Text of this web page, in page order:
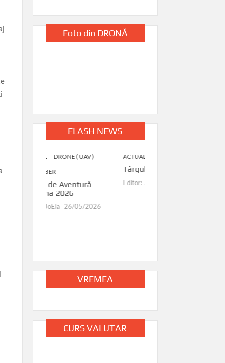
Foto din DRONĂ
FLASH NEWS
ACTUAL DRONE ( UAV )
Târgul Călugăreni
Editor: JoEla 27/04/2026
VREMEA
CURS VALUTAR